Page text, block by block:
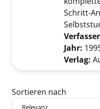
Schritt-
Jahr:
Verlag:
Zu den Suchfiltern
Sortieren nach